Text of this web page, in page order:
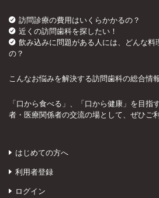
訪問診療の費用はいくらかかるの？
近くの訪問歯科を探したい！
飲み込みに問題がある人には、どんな料
の？
こんなお悩みを解決する訪問歯科の総合情
「口から食べる」、「口から健康」を目指
者・医療関係者の交流の場として、ぜひご
はじめての方へ
利用者登録
ログイン